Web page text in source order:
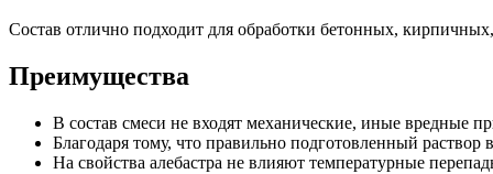
Состав отлично подходит для обработки бетонных,
Преимущества
В состав смеси не входят механические, иные вредные
Благодаря тому, что правильно подготовленный раствор
На свойства алебастра не влияют температурные